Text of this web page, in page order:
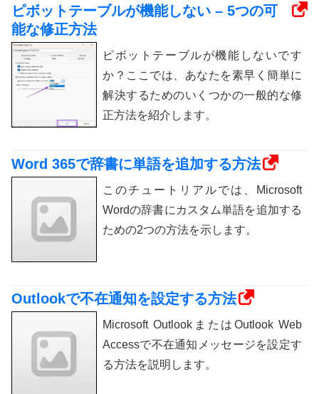
ピボットテーブルが機能しない – 5つの可
能な修正方法
ピボットテーブルが機能しないです
か？ここでは、あなたを素早く簡単に
解決するためのいくつかの一般的な修
正方法を紹介します。
Word 365で辞書に単語を追加する方法
このチュートリアルでは、Microsoft
Wordの辞書にカスタム単語を追加する
ための2つの方法を示します。
Outlookで不在通知を設定する方法
Microsoft OutlookまたはOutlook Web
Accessで不在通知メッセージを設定す
る方法を説明します。